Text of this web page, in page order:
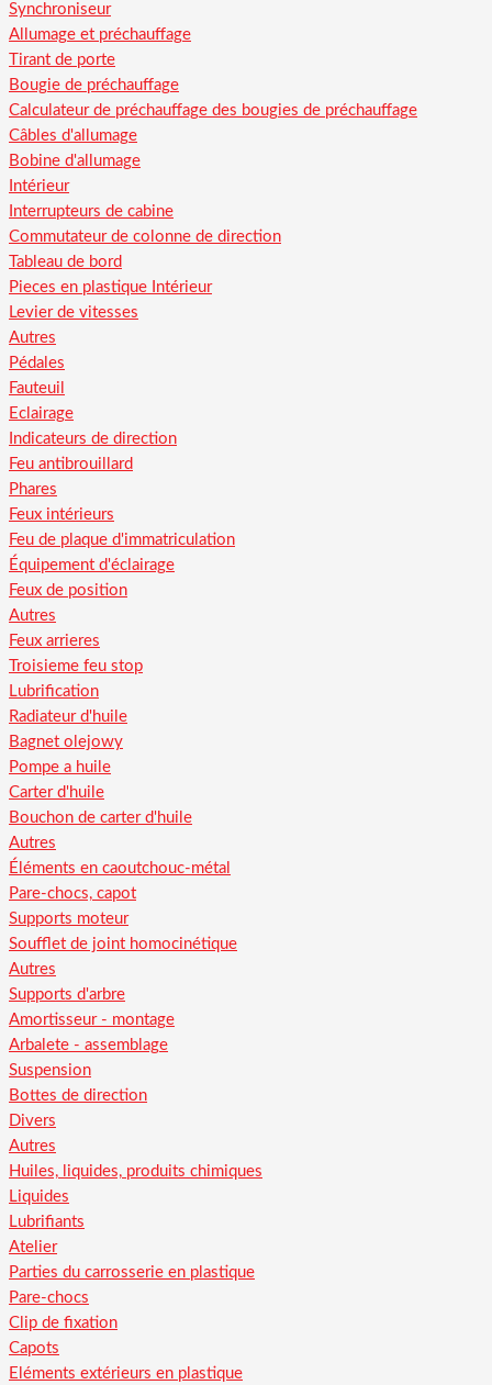
Synchroniseur
Allumage et préchauffage
Tirant de porte
Bougie de préchauffage
Calculateur de préchauffage des bougies de préchauffage
Câbles d'allumage
Bobine d'allumage
Intérieur
Interrupteurs de cabine
Commutateur de colonne de direction
Tableau de bord
Pieces en plastique Intérieur
Levier de vitesses
Autres
Pédales
Fauteuil
Eclairage
Indicateurs de direction
Feu antibrouillard
Phares
Feux intérieurs
Feu de plaque d'immatriculation
Équipement d'éclairage
Feux de position
Autres
Feux arrieres
Troisieme feu stop
Lubrification
Radiateur d'huile
Bagnet olejowy
Pompe a huile
Carter d'huile
Bouchon de carter d'huile
Autres
Éléments en caoutchouc-métal
Pare-chocs, capot
Supports moteur
Soufflet de joint homocinétique
Autres
Supports d'arbre
Amortisseur - montage
Arbalete - assemblage
Suspension
Bottes de direction
Divers
Autres
Huiles, liquides, produits chimiques
Liquides
Lubrifiants
Atelier
Parties du carrosserie en plastique
Pare-chocs
Clip de fixation
Capots
Eléments extérieurs en plastique